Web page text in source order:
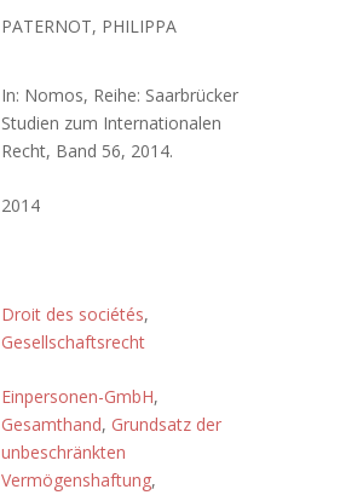
PATERNOT, PHILIPPA
In: Nomos, Reihe: Saarbrücker
Studien zum Internationalen
Recht, Band 56, 2014.
2014
Droit des sociétés,
Gesellschaftsrecht
Einpersonen-GmbH,
Gesamthand, Grundsatz der
unbeschränkten
Vermögenshaftung,